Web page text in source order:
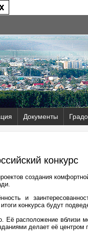
Документы
конкурс
создания
и
конкурса будут
Её расположение вблизи
делает её центром